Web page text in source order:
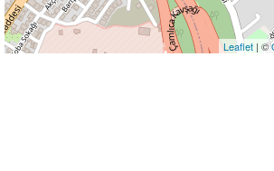
Leaflet | ©